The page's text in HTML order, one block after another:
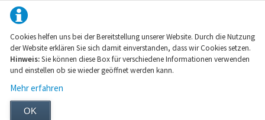
Cookies helfen uns bei der Bereitstellung unserer Website. Durch die Nutzung
der Website erklären Sie sich damit einverstanden, dass wir Cookies setzen.
Hinweis:Sie können diese Box für verschiedene Informationen verwenden
und einstellen ob sie wieder geöffnet werden kann.
Mehr erfahren
OK